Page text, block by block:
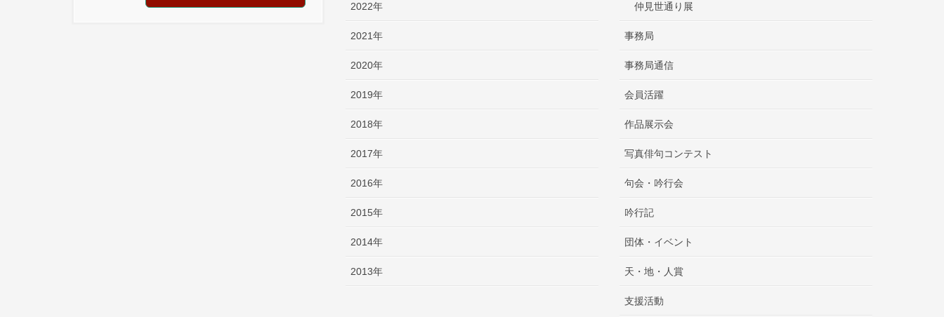
2022年
2021年
2020年
2019年
2018年
2017年
2016年
2015年
2014年
2013年
仲見世通り展
事務局
事務局通信
会員活躍
作品展示会
写真俳句コンテスト
句会・吟行会
吟行記
団体・イベント
天・地・人賞
支援活動